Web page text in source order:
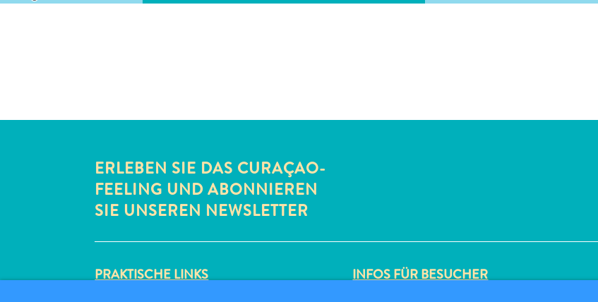
ERLEBEN SIE DAS CURAÇAO-
FEELING UND ABONNIEREN
SIE UNSEREN NEWSLETTER
PRAKTISCHE LINKS INFOS FÜR BESUCHER